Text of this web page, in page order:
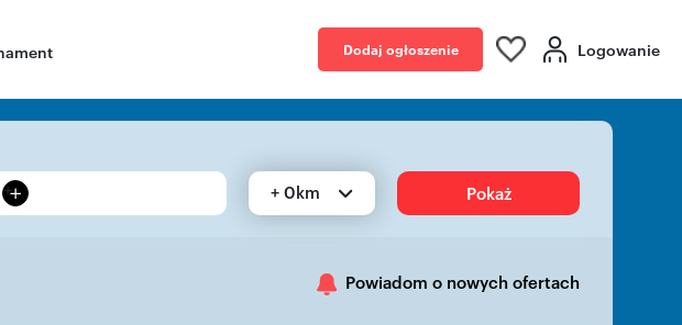
Dodaj ogłoszenie Logowanie
+ + 0km Pokaż
Powiadom o nowych ofertach